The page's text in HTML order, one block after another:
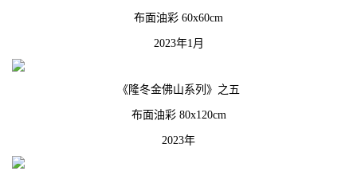
布面油彩 60x60cm
2023年1月
《隆冬金佛山系列》之五
布面油彩 80x120cm
2023年